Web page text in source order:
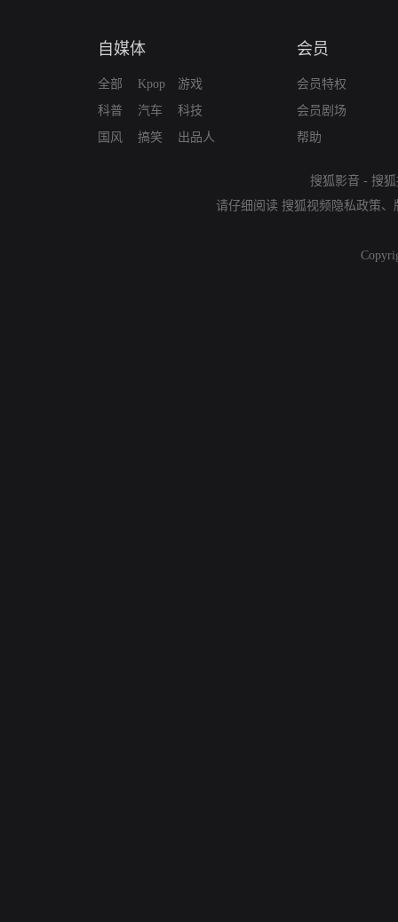
自媒体
全部
科普
国风
Kpop
汽车
搞笑
游戏
科技
出品人
会员
会员特权
会员剧场
帮助
搜狐影音 - 搜
请仔细阅读 搜狐视频隐私政策、